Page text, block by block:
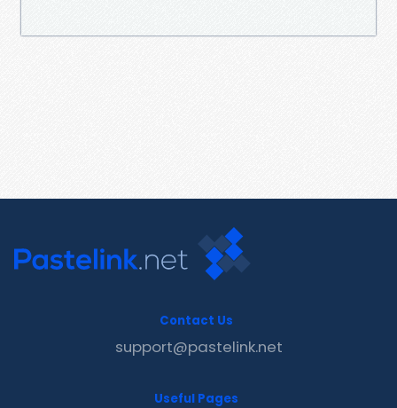
Contact Us
support@pastelink.net
Useful Pages